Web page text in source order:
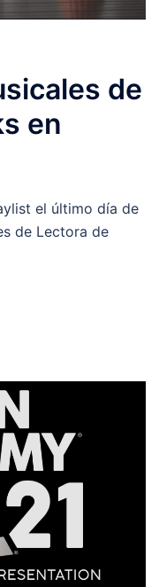
de
en
el último día de
de Lectora de